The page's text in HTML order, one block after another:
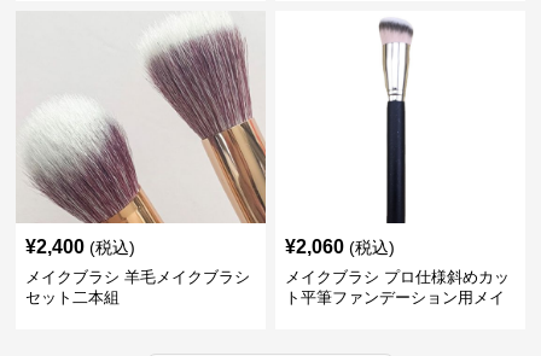
¥2,400 (税込)
メイクブラシ 羊毛メイクブラシ
セット二本組
¥2,060 (税込)
メイクブラシ プロ仕様斜めカッ
ト平筆ファンデーション用メイ